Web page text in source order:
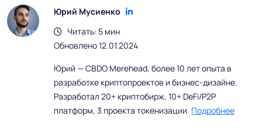
Юрий Мусиенко
Читать: 5 мин
Обновлено 12.01.2024
Юрий — CBDO Merehead, более 10 лет опыта в
разработке криптопроектов и бизнес-дизайне.
Разработал 20+ криптобирж, 10+ DeFi/P2P
платформ, 3 проекта токенизации. Подробнее